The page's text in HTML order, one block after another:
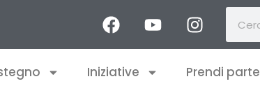
Iniziative Prendi parte